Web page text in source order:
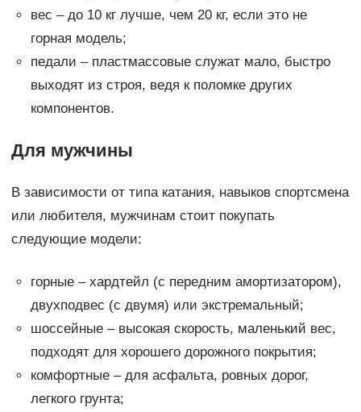
вес – до 10 кг лучше, чем 20 кг, если это не
горная модель;
педали – пластмассовые служат мало, быстро
выходят из строя, ведя к поломке других
компонентов.
Для мужчины
В зависимости от типа катания, навыков спортсмена
или любителя, мужчинам стоит покупать
следующие модели:
горные – хардтейл (с передним амортизатором),
двухподвес (с двумя) или экстремальный;
шоссейные – высокая скорость, маленький вес,
подходят для хорошего дорожного покрытия;
комфортные – для асфальта, ровных дорог,
легкого грунта;